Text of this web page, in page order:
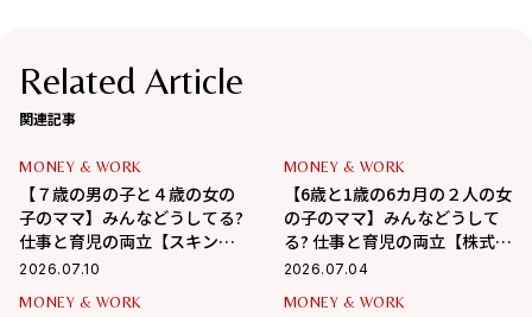
Related Article
関連記事
MONEY & WORK
【７歳の男の子と４歳の女の
子のママ】みんなどうしてる?
仕事と育児の両立【スキンケ
アブランドSISI】
2026.07.10
MONEY & WORK
【6歳と1歳の6カ月の２人の女
の子のママ】みんなどうして
る? 仕事と育児の両立【株式会
社ワコール】
2026.07.04
MONEY & WORK
MONEY & WORK